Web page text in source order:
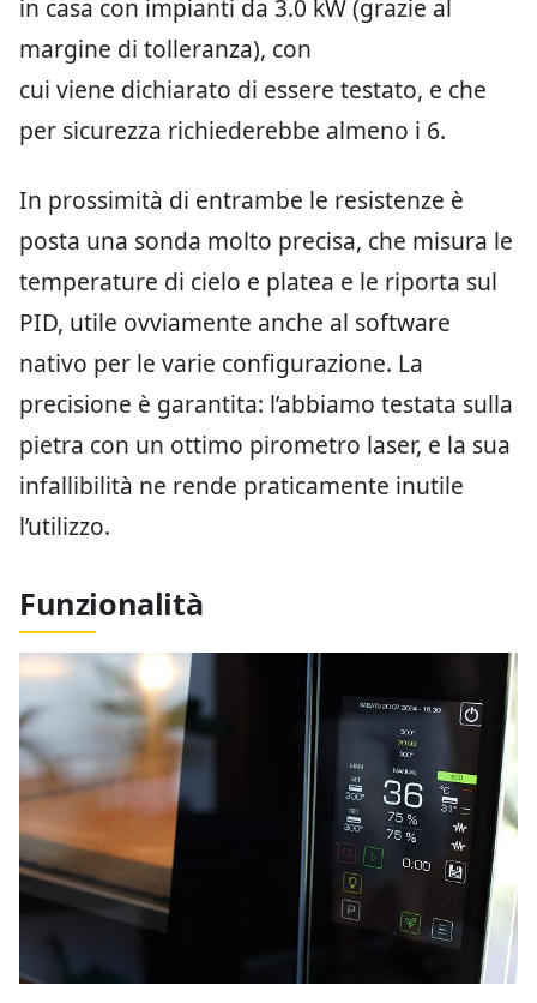
in casa con impianti da 3.0 kW (grazie al
margine di tolleranza), con
cui viene dichiarato di essere testato, e che
per sicurezza richiederebbe almeno i 6.
In prossimità di entrambe le resistenze è
posta una sonda molto precisa, che misura le
temperature di cielo e platea e le riporta sul
PID, utile ovviamente anche al software
nativo per le varie configurazione. La
precisione è garantita: l’abbiamo testata sulla
pietra con un ottimo pirometro laser, e la sua
infallibilità ne rende praticamente inutile
l’utilizzo.
Funzionalità